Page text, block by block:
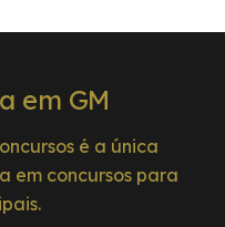
em GM
é a única
em concursos para